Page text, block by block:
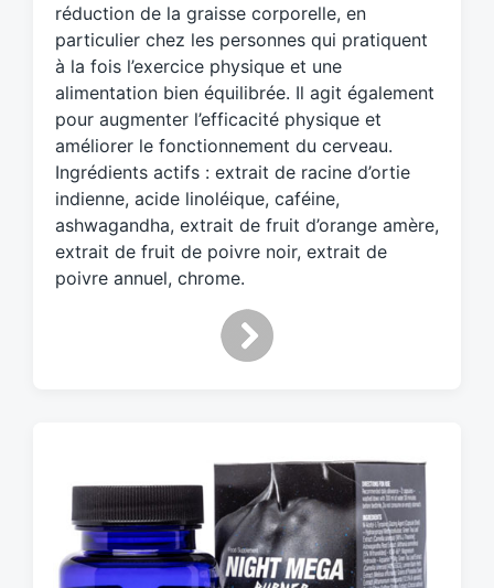
d
w
i
t
h
réduction de la graisse corporelle, en
particulier chez les personnes qui pratiquent
à la fois l’exercice physique et une
alimentation bien équilibrée. Il agit également
pour augmenter l’efficacité physique et
améliorer le fonctionnement du cerveau.
Ingrédients actifs : extrait de racine d’ortie
indienne, acide linoléique, caféine,
ashwagandha, extrait de fruit d’orange amère,
extrait de fruit de poivre noir, extrait de
poivre annuel, chrome.